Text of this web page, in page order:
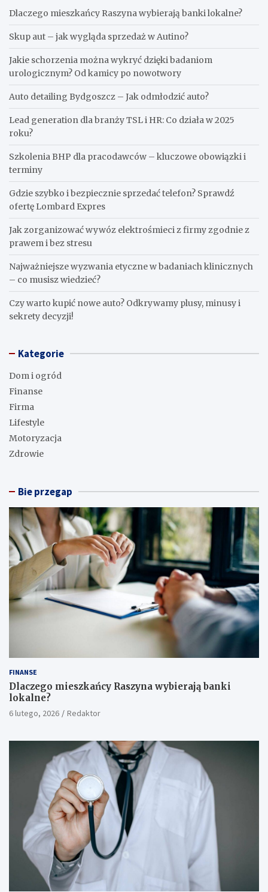
Dlaczego mieszkańcy Raszyna wybierają banki lokalne?
Skup aut – jak wygląda sprzedaż w Autino?
Jakie schorzenia można wykryć dzięki badaniom
urologicznym? Od kamicy po nowotwory
Auto detailing Bydgoszcz – Jak odmłodzić auto?
Lead generation dla branży TSL i HR: Co działa w 2025
roku?
Szkolenia BHP dla pracodawców – kluczowe obowiązki i
terminy
Gdzie szybko i bezpiecznie sprzedać telefon? Sprawdź
ofertę Lombard Expres
Jak zorganizować wywóz elektrośmieci z firmy zgodnie z
prawem i bez stresu
Najważniejsze wyzwania etyczne w badaniach klinicznych
– co musisz wiedzieć?
Czy warto kupić nowe auto? Odkrywamy plusy, minusy i
sekrety decyzji!
Kategorie
Dom i ogród
Finanse
Firma
Lifestyle
Motoryzacja
Zdrowie
Bie przegap
FINANSE
Dlaczego mieszkańcy Raszyna wybierają banki
lokalne?
6 lutego, 2026 Redaktor